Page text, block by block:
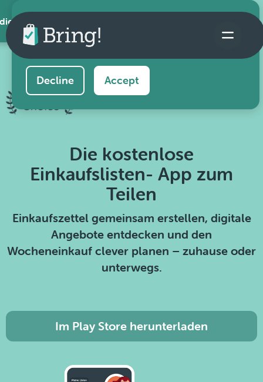
AppThis website uses cookies to ensure you get the
best experience on our website.
Decline Accept
Die kostenlose
Einkaufslisten- App zum
Teilen
Einkaufszettel gemeinsam erstellen, digitale
Angebote entdecken und den
Wocheneinkauf clever planen – zuhause oder
unterwegs.
Im Play Store herunterladen